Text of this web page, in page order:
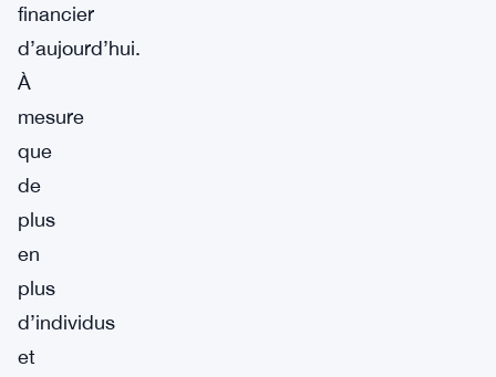
financier
d’aujourd’hui.
À
mesure
que
de
plus
en
plus
d’individus
et